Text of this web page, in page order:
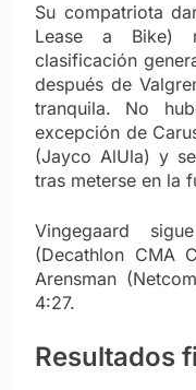
Su compatriota
Lease a Bike)
clasificación
después de
tranquila. No
excepción de
(Jayco AlUla) y
tras meterse en la
Vingegaard
(Decathlon CMA
Arensman
4:27.
Resultados